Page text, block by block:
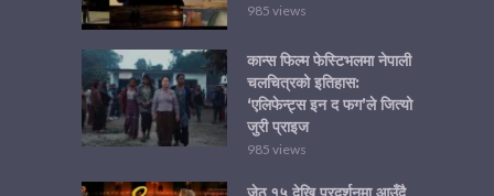
985 views
कान्स फिल्म फेस्टिभलमा नेपाली
चलचित्रको इतिहास:
‘एलिफेन्ट्स इन द फग’ले जित्यो
जुरी प्राइज
985 views